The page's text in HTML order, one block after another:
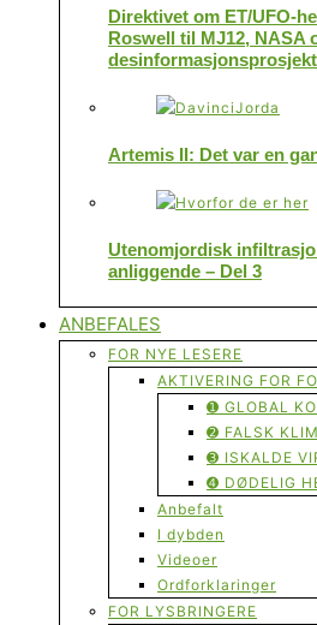
Direktivet om ET/UFO-
Roswell til MJ12, NASA
Artemis II: Det var en
Utenomjordisk
anliggende – Del 3
ANBEFALES
FOR NYE LESERE
AKTIVERING FOR
➊ GLOBAL
➋ FALSK
➌ ISKALDE
➍ DØDELIG
Anbefalt
I dybden
Videoer
Ordforklaringer
FOR LYSBRINGERE